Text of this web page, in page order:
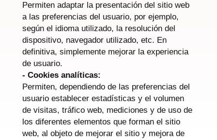
Permiten adaptar la presentación del sitio web
a las preferencias del usuario, por ejemplo,
según el idioma utilizado, la resolución del
dispositivo, navegador utilizado, etc. En
definitiva, simplemente mejorar la experiencia
de usuario.
- Cookies analíticas:
Permiten, dependiendo de las preferencias del
usuario establecer estadísticas y el volumen
de visitas, tráfico web, mediciones y de uso de
los diferentes elementos que forman el sitio
web, al objeto de mejorar el sitio y mejora de